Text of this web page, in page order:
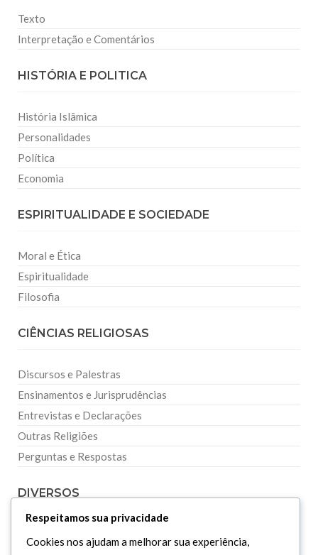
Texto
Interpretação e Comentários
HISTÓRIA E POLITICA
História Islâmica
Personalidades
Política
Economia
ESPIRITUALIDADE E SOCIEDADE
Moral e Ética
Espiritualidade
Filosofia
CIÊNCIAS RELIGIOSAS
Discursos e Palestras
Ensinamentos e Jurisprudências
Entrevistas e Declarações
Outras Religiões
Perguntas e Respostas
DIVERSOS
Respeitamos sua privacidade
Cookies nos ajudam a melhorar sua experiência,